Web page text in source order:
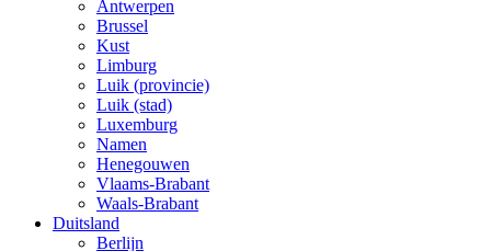
Antwerpen
Brussel
Kust
Limburg
Luik (provincie)
Luik (stad)
Luxemburg
Namen
Henegouwen
Vlaams-Brabant
Waals-Brabant
Duitsland
Berlijn